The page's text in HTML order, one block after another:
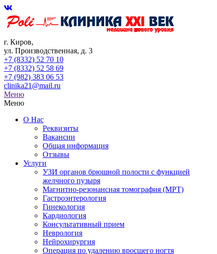
г. Киров,
ул. Производственная, д. 3
+7 (8332) 52 70 10
+7 (8332) 52 58 69
+7 (982) 383 06 53
clinika21@mail.ru
Меню
Меню
О Нас
Реквизиты
Вакансии
Общая информация
Отзывы
Услуги
УЗИ органов брюшной полости с функцией
желчного пузыря
Магнитно-резонансная томография (МРТ)
Гастроэнтерология
Гинекология
Кардиология
Консультативный прием
Неврология
Нейрохирургия
Операция по удалению вросшего ногтя